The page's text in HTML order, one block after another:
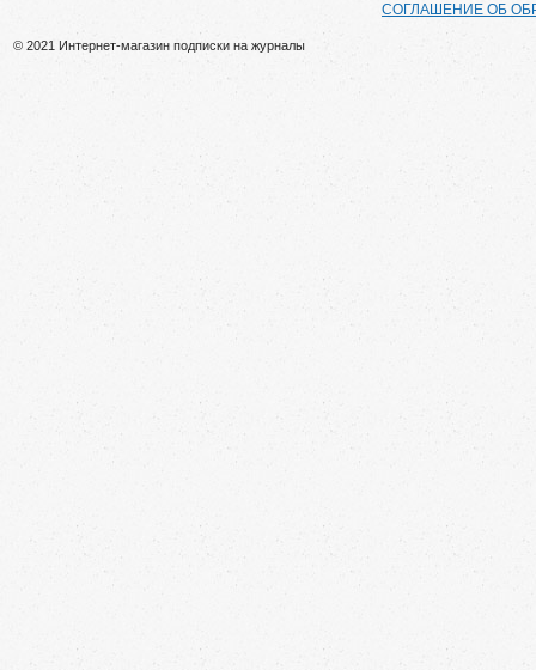
СОГЛАШЕНИЕ ОБ
© 2021 Интернет-магазин подписки на журналы